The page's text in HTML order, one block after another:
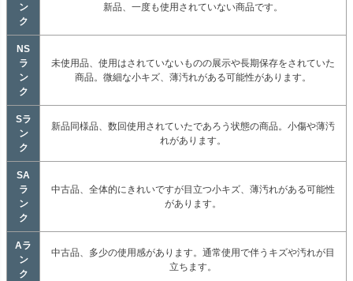
ン
ク
新品、一度も使用されていない商品です。
NS
ラ
ン
ク
未使用品、使用はされていないものの展示や長期保存をされていた
商品。微細な小キズ、薄汚れがある可能性があります。
Sラ
ン
ク
新品同様品、数回使用されていたであろう状態の商品。小傷や薄汚
れがあります。
SA
ラ
ン
ク
中古品、全体的にきれいですが目立つ小キズ、薄汚れがある可能性
があります。
Aラ
ン
ク
中古品、多少の使用感があります。通常使用で伴うキズや汚れが目
立ちます。